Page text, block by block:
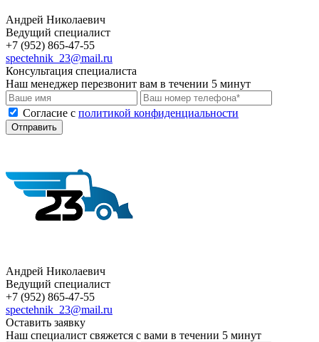
Андрей Николаевич
Ведущий специалист
+7 (952) 865-47-55
spectehnik_23@mail.ru
Консультация специалиста
Наш менеджер перезвонит вам в течении 5 минут
Cогласие с политикой конфиденциальности
Отправить
Андрей Николаевич
Ведущий специалист
+7 (952) 865-47-55
spectehnik_23@mail.ru
Оставить заявку
Наш специалист свяжется с вами в течении 5 минут